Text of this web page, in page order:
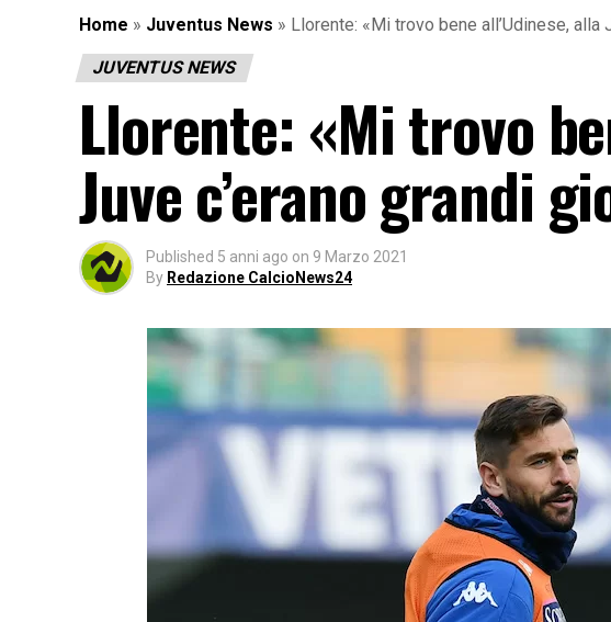
Home » Juventus News » Llorente: «Mi trovo bene all’Udinese, alla
JUVENTUS NEWS
Llorente: «Mi trovo
Juve c’erano grandi
Published 5 anni ago on 9 Marzo 2021
By Redazione CalcioNews24